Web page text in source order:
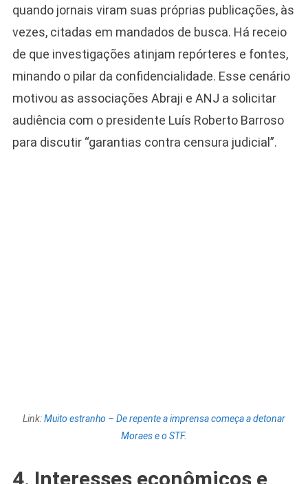
quando jornais viram suas próprias publicações, às
vezes, citadas em mandados de busca. Há receio
de que investigações atinjam repórteres e fontes,
minando o pilar da confidencialidade. Esse cenário
motivou as associações Abraji e ANJ a solicitar
audiência com o presidente Luís Roberto Barroso
para discutir “garantias contra censura judicial”.
Link:Muito estranho – De repente a imprensa começa a detonar
Moraes e o STF.
4. Interesses econômicos e